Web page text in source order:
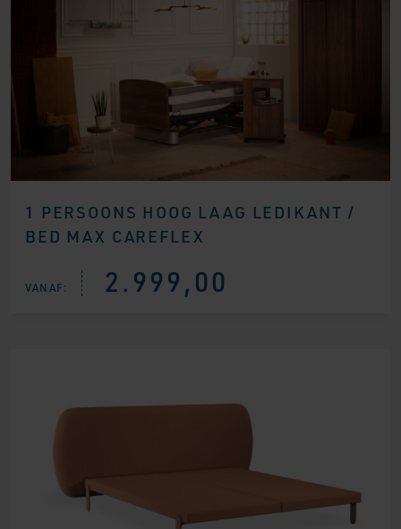
1 PERSOONS HOOG LAAG LEDIKANT /
BED MAX CAREFLEX
VANAF: 2.999,00